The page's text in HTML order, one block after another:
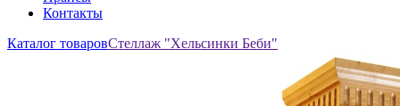
Контакты
Каталог товаровСтеллаж "Хельсинки Беби"